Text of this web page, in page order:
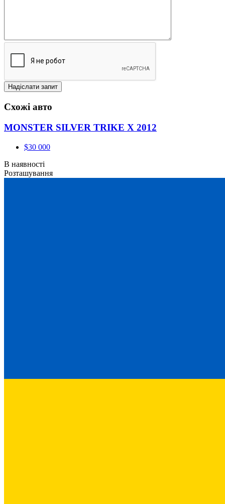
Схожі авто
MONSTER SILVER TRIKE X 2012
$30 000
В наявності
Розташування